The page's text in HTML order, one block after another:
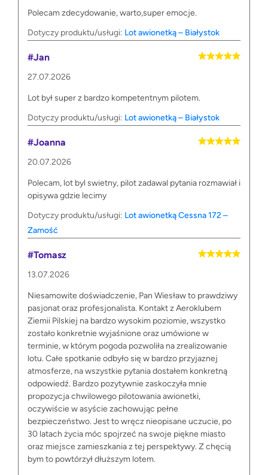
Polecam zdecydowanie, warto,super emocje.
Dotyczy produktu/usługi: Lot awionetką – Białystok
#Jan
27.07.2026
Lot był super z bardzo kompetentnym pilotem.
Dotyczy produktu/usługi: Lot awionetką – Białystok
#Joanna
20.07.2026
Polecam, lot byl swietny, pilot zadawal pytania rozmawiał i
opisywa gdzie lecimy
Dotyczy produktu/usługi: Lot awionetką Cessna 172 –
Zamość
#Tomasz
13.07.2026
Niesamowite doświadczenie, Pan Wiesław to prawdziwy
pasjonat oraz profesjonalista. Kontakt z Aeroklubem
Ziemii Pilskiej na bardzo wysokim poziomie, wszystko
zostało konkretnie wyjaśnione oraz umówione w
terminie, w którym pogoda pozwoliła na zrealizowanie
lotu. Całe spotkanie odbyło się w bardzo przyjaznej
atmosferze, na wszystkie pytania dostałem konkretną
odpowiedź. Bardzo pozytywnie zaskoczyła mnie
propozycja chwilowego pilotowania awionetki,
oczywiście w asyście zachowując pełne
bezpieczeństwo. Jest to wręcz nieopisane uczucie, po
30 latach życia móc spojrzeć na swoje piękne miasto
oraz miejsce zamieszkania z tej perspektywy. Z chęcią
bym to powtórzył dłuższym lotem.